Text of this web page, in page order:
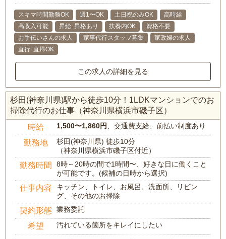
スキマ時間勤務OK 週1〜OK 土日祝のみOK
高時給
高収入可能
昇給･昇格あり 扶養内OK
資格不要
お手伝いさんの求人
家事代行スタッフ募集
家政婦の求人
直行･直帰OK
この求人の詳細を見る
杉田(神奈川県)駅から徒歩10分！1LDKマンションでのお
掃除代行のお仕事（神奈川県横浜市磯子区）
時給 1,500〜1,860円 、交通費支給、前払い制度あり
勤務地
杉田(神奈川県) 徒歩10分
（神奈川県横浜市磯子区付近）
勤務時間
8時～20時の間で1時間〜、好きな日に働くこと
が可能です。(候補の日時から選択)
仕事内容
キッチン、トイレ、お風呂、洗面所、リビン
グ、その他のお掃除
契約形態 業務委託
希望 汚れている箇所をキレイにしたい